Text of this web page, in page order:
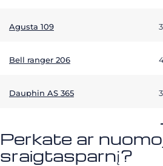
Agusta 109
Bell ranger 206
Dauphin AS 365
Perkate ar
sraigtasparnį?